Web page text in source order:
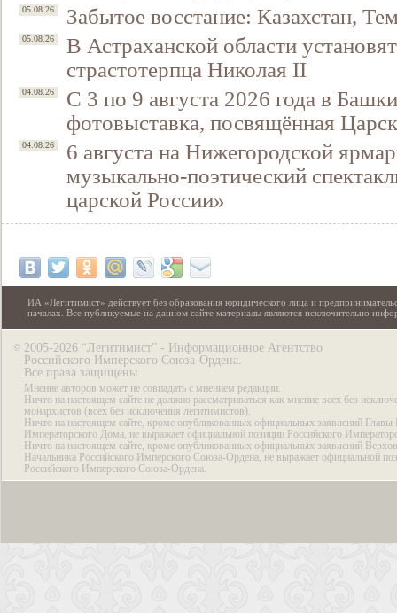
05.08.26 Забытое восстание: Казахстан,
05.08.26
В Астраханской области
страстотерпца Николая II
04.08.26
С 3 по 9 августа 2026 года в
фотовыставка, посвящённая
04.08.26
6 августа на Нижегородской
музыкально-поэтический
царской России»
ИА «Легитимист» действует без образования юридического лица и
началах. Все публикуемые на данном сайте материалы являются исключительно
© 2005-2026 “Легитимист” - Информационное Агентство
Российского Имперского Союза-Ордена.
Все права защищены.
Мнение авторов может не совпадать с мнением редакции.
Ничто на настоящем сайте не должно рассматриваться как мнение всех без
монархистов (всех без исключения легитимистов).
Ничто на настоящем сайте, кроме опубликованных официальных заявлений Главы
Императорского Дома, не выражает официальной позиции Российского
Ничто на настоящем сайте, кроме опубликованных официальных заявлений
Начальника Российского Имперского Союза-Ордена, не выражает официальной
Российского Имперского Союза-Ордена.